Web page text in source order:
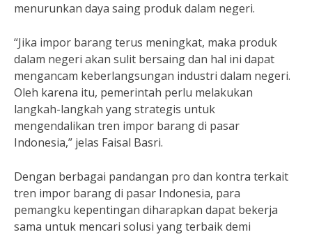
menurunkan daya saing produk dalam negeri.
“Jika impor barang terus meningkat, maka produk
dalam negeri akan sulit bersaing dan hal ini dapat
mengancam keberlangsungan industri dalam negeri.
Oleh karena itu, pemerintah perlu melakukan
langkah-langkah yang strategis untuk
mengendalikan tren impor barang di pasar
Indonesia,” jelas Faisal Basri.
Dengan berbagai pandangan pro dan kontra terkait
tren impor barang di pasar Indonesia, para
pemangku kepentingan diharapkan dapat bekerja
sama untuk mencari solusi yang terbaik demi